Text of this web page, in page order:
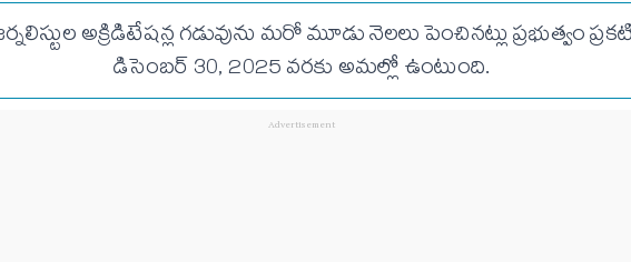
అక్రిడిటేషన్ల గడువును మరో మూడు నెలలు పెంచినట్లు ప్రభుత్వం
డిసెంబర్ 30, 2025 వరకు అమల్లో ఉంటుంది.